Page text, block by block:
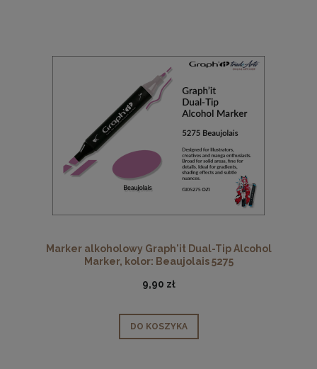
Marker alkoholowy Graph'it Dual-Tip Alcohol
Marker, kolor: Beaujolais 5275
9,90 zł
DO KOSZYKA